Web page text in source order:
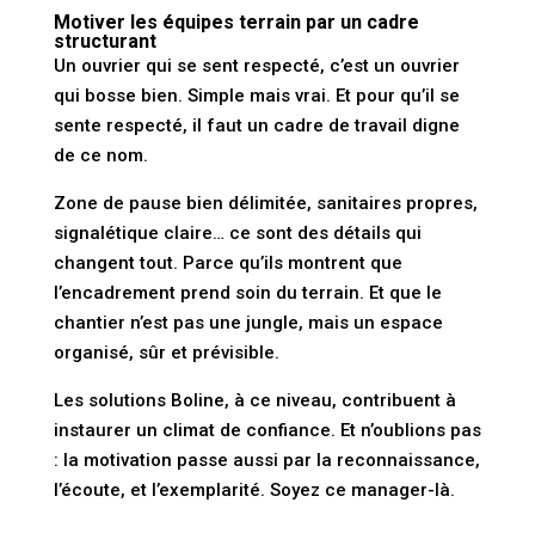
Motiver les équipes terrain par un cadre
structurant
Un ouvrier qui se sent respecté, c’est un ouvrier
qui bosse bien. Simple mais vrai. Et pour qu’il se
sente respecté, il faut un cadre de travail digne
de ce nom.
Zone de pause bien délimitée, sanitaires propres,
signalétique claire… ce sont des détails qui
changent tout. Parce qu’ils montrent que
l’encadrement prend soin du terrain. Et que le
chantier n’est pas une jungle, mais un espace
organisé, sûr et prévisible.
Les solutions Boline, à ce niveau, contribuent à
instaurer un climat de confiance. Et n’oublions pas
: la motivation passe aussi par la reconnaissance,
l’écoute, et l’exemplarité. Soyez ce manager-là.